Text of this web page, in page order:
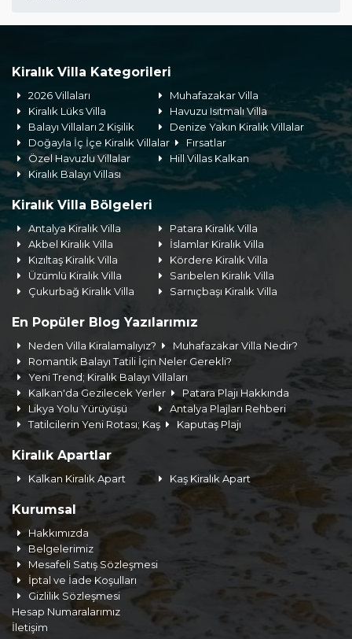
Kiralık Villa Kategorileri
2026 Villaları
Muhafazakar Villa
Kiralık Lüks Villa
Havuzu Isıtmalı Villa
Balayı Villaları 2 Kişilik
Denize Yakın Kiralık Villalar
Doğayla İç İçe Kiralık Villalar
Fırsatlar
Özel Havuzlu Villalar
Hill Villas Kalkan
Kiralık Balayı Villası
Kiralık Villa Bölgeleri
Antalya Kiralık Villa
Patara Kiralık Villa
Akbel Kiralık Villa
İslamlar Kiralık Villa
Kızıltaş Kiralık Villa
Kördere Kiralık Villa
Üzümlü Kiralık Villa
Sarıbelen Kiralık Villa
Çukurbağ Kiralık Villa
Sarnıçbaşı Kiralık Villa
En Popüler Blog Yazılarımız
Neden Villa Kiralamalıyız?
Muhafazakar Villa Nedir?
Romantik Balayı Tatili İçin Neler Gerekli?
Yeni Trend; Kiralık Balayı Villaları
Kalkan'da Gezilecek Yerler
Patara Plajı Hakkında
Likya Yolu Yürüyüşü
Antalya Plajları Rehberi
Tatilcilerin Yeni Rotası; Kaş
Kaputaş Plajı
Kiralık Apartlar
Kalkan Kiralık Apart Kaş Kiralık Apart
Kurumsal
Hakkımızda
Belgelerimiz
Mesafeli Satış Sözleşmesi
İptal ve İade Koşulları
Gizlilik Sözleşmesi
Hesap Numaralarımız
İletişim